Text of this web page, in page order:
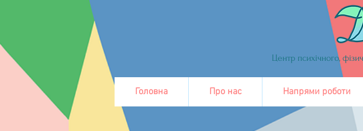
Центр психічного,
Головна Про нас Напрями роботи